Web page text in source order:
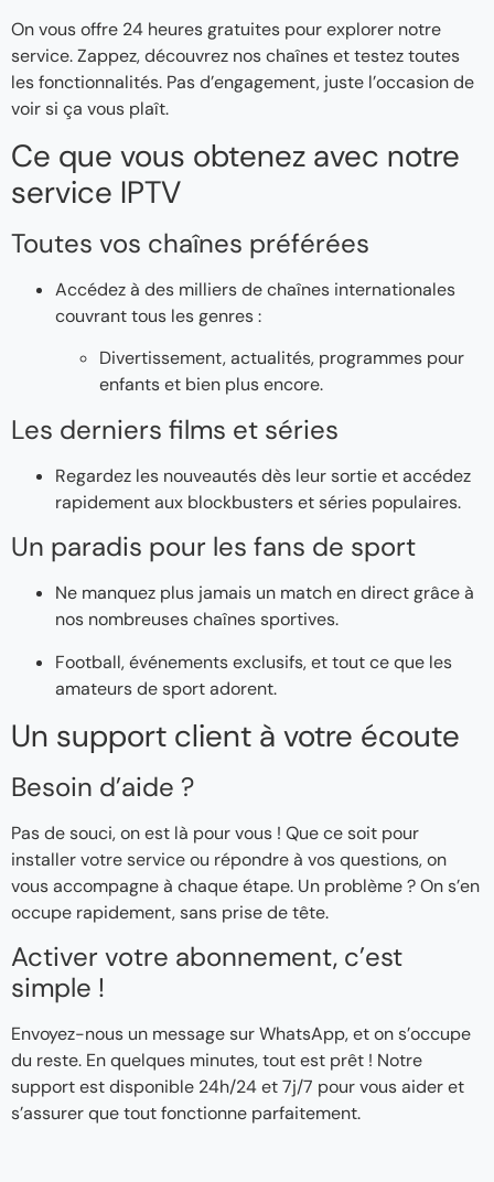
On vous offre 24 heures gratuites pour explorer notre
service. Zappez, découvrez nos chaînes et testez toutes
les fonctionnalités. Pas d’engagement, juste l’occasion de
voir si ça vous plaît.
Ce que vous obtenez avec notre
service IPTV
Toutes vos chaînes préférées
Accédez à des milliers de chaînes internationales
couvrant tous les genres :
Divertissement, actualités, programmes pour
enfants et bien plus encore.
Les derniers films et séries
Regardez les nouveautés dès leur sortie et accédez
rapidement aux blockbusters et séries populaires.
Un paradis pour les fans de sport
Ne manquez plus jamais un match en direct grâce à
nos nombreuses chaînes sportives.
Football, événements exclusifs, et tout ce que les
amateurs de sport adorent.
Un support client à votre écoute
Besoin d’aide ?
Pas de souci, on est là pour vous ! Que ce soit pour
installer votre service ou répondre à vos questions, on
vous accompagne à chaque étape. Un problème ? On s’en
occupe rapidement, sans prise de tête.
Activer votre abonnement, c’est
simple !
Envoyez-nous un message sur WhatsApp, et on s’occupe
du reste. En quelques minutes, tout est prêt ! Notre
support est disponible 24h/24 et 7j/7 pour vous aider et
s’assurer que tout fonctionne parfaitement.